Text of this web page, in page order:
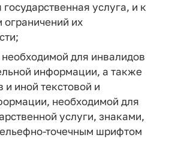
услуга, и к
ограничений их
для инвалидов
информации, а также
и иной текстовой и
необходимой для
услуги, знаками,
точечным шрифтом